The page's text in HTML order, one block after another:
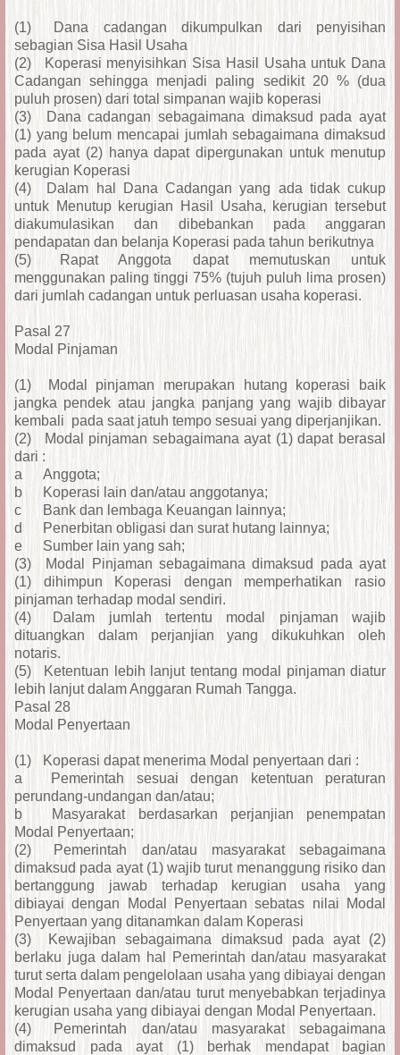
(1)
Dana cadangan dikumpulkan dari penyisihan
sebagian Sisa Hasil Usaha
(2)
Koperasi menyisihkan Sisa Hasil Usaha untuk Dana
Cadangan sehingga menjadi paling sedikit 20 % (dua
puluh prosen) dari total simpanan wajib koperasi
(3)
Dana cadangan sebagaimana dimaksud pada ayat
(1) yang belum mencapai jumlah sebagaimana dimaksud
pada ayat (2) hanya dapat dipergunakan untuk menutup
kerugian Koperasi
(4)
Dalam hal Dana Cadangan yang ada tidak cukup
untuk Menutup kerugian Hasil Usaha, kerugian tersebut
diakumulasikan dan dibebankan pada anggaran
pendapatan dan belanja Koperasi pada tahun berikutnya
(5)
Rapat Anggota dapat memutuskan untuk
menggunakan paling tinggi 75% (tujuh puluh lima prosen)
dari jumlah cadangan untuk perluasan usaha koperasi.
Pasal 27
Modal Pinjaman
(1)
Modal pinjaman merupakan hutang koperasi baik
jangka pendek atau jangka panjang yang wajib dibayar
kembali pada saat jatuh tempo sesuai yang diperjanjikan.
(2)
Modal pinjaman sebagaimana ayat (1) dapat berasal
dari :
a
Anggota;
b
Koperasi lain dan/atau anggotanya;
c
Bank dan lembaga Keuangan lainnya;
d
Penerbitan obligasi dan surat hutang lainnya;
e
Sumber lain yang sah;
(3)
Modal Pinjaman sebagaimana dimaksud pada ayat
(1) dihimpun Koperasi dengan memperhatikan rasio
pinjaman terhadap modal sendiri.
(4)
Dalam jumlah tertentu modal pinjaman wajib
dituangkan dalam perjanjian yang dikukuhkan oleh
notaris.
(5)
Ketentuan lebih lanjut tentang modal pinjaman diatur
lebih lanjut dalam Anggaran Rumah Tangga.
Pasal 28
Modal Penyertaan
(1)
Koperasi dapat menerima Modal penyertaan dari :
a
Pemerintah sesuai dengan ketentuan peraturan
perundang-undangan dan/atau;
b
Masyarakat berdasarkan perjanjian penempatan
Modal Penyertaan;
(2)
Pemerintah dan/atau masyarakat sebagaimana
dimaksud pada ayat (1) wajib turut menanggung risiko dan
bertanggung jawab terhadap kerugian usaha yang
dibiayai dengan Modal Penyertaan sebatas nilai Modal
Penyertaan yang ditanamkan dalam Koperasi
(3)
Kewajiban sebagaimana dimaksud pada ayat (2)
berlaku juga dalam hal Pemerintah dan/atau masyarakat
turut serta dalam pengelolaan usaha yang dibiayai dengan
Modal Penyertaan dan/atau turut menyebabkan terjadinya
kerugian usaha yang dibiayai dengan Modal Penyertaan.
(4)
Pemerintah dan/atau masyarakat sebagaimana
dimaksud pada ayat (1) berhak mendapat bagian